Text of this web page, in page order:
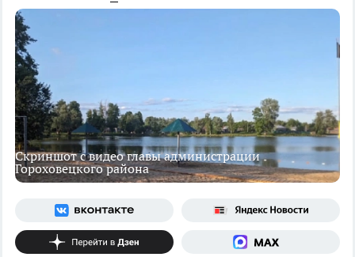
Скриншот с видео главы администрации
Гороховецкого района